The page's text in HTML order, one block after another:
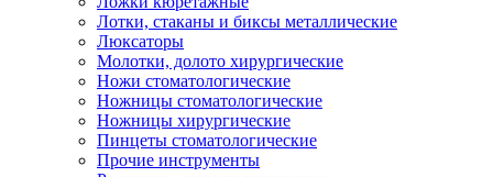
Лотки, стаканы и биксы металлические
Люксаторы
Молотки, долото хирургические
Ножи стоматологические
Ножницы стоматологические
Ножницы хирургические
Пинцеты стоматологические
Прочие инструменты